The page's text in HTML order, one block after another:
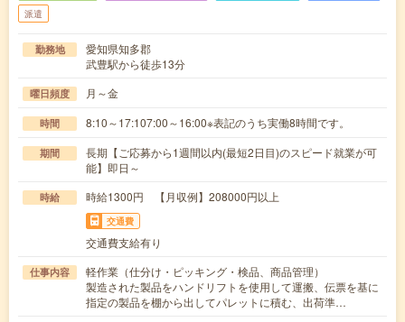
派遣
勤務地
愛知県知多郡
武豊駅から徒歩13分
曜日頻度 月～金
時間 8:10～17:107:00～16:00※表記のうち実働8時間です。
期間
長期【ご応募から1週間以内(最短2日目)のスピード就業が可
能】即日～
時給 時給1300円 【月収例】208000円以上
交通費
交通費支給有り
仕事内容
軽作業（仕分け・ピッキング・検品、商品管理）
製造された製品をハンドリフトを使用して運搬、伝票を基に
指定の製品を棚から出してパレットに積む、出荷準…